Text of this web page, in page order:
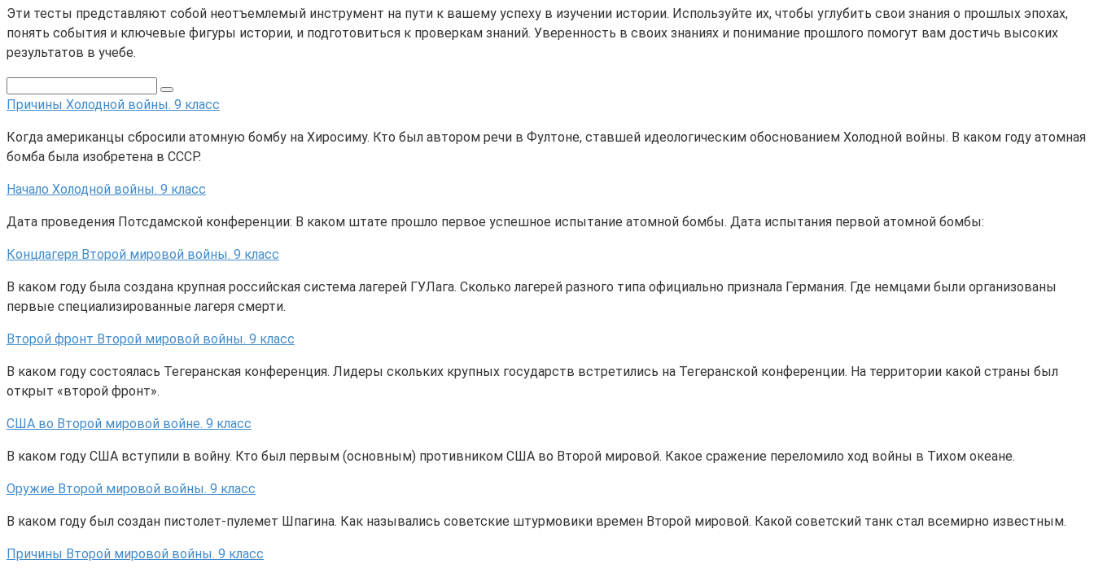
Эти тесты представляют собой неотъемлемый инструмент на пути к вашему успеху в изучении истории. Используйте их, чтобы углубить свои знания о прошлых эпохах,
понять события и ключевые фигуры истории, и подготовиться к проверкам знаний. Уверенность в своих знаниях и понимание прошлого помогут вам достичь высоких
результатов в учебе.
Причины Холодной войны. 9 класс
Когда американцы сбросили атомную бомбу на Хиросиму. Кто был автором речи в Фултоне, ставшей идеологическим обоснованием Холодной войны. В каком году атомная
бомба была изобретена в СССР.
Начало Холодной войны. 9 класс
Дата проведения Потсдамской конференции: В каком штате прошло первое успешное испытание атомной бомбы. Дата испытания первой атомной бомбы:
Концлагеря Второй мировой войны. 9 класс
В каком году была создана крупная российская система лагерей ГУЛага. Сколько лагерей разного типа официально признала Германия. Где немцами были организованы
первые специализированные лагеря смерти.
Второй фронт Второй мировой войны. 9 класс
В каком году состоялась Тегеранская конференция. Лидеры скольких крупных государств встретились на Тегеранской конференции. На территории какой страны был
открыт «второй фронт».
США во Второй мировой войне. 9 класс
В каком году США вступили в войну. Кто был первым (основным) противником США во Второй мировой. Какое сражение переломило ход войны в Тихом океане.
Оружие Второй мировой войны. 9 класс
В каком году был создан пистолет-пулемет Шпагина. Как назывались советские штурмовики времен Второй мировой. Какой советский танк стал всемирно известным.
Причины Второй мировой войны. 9 класс